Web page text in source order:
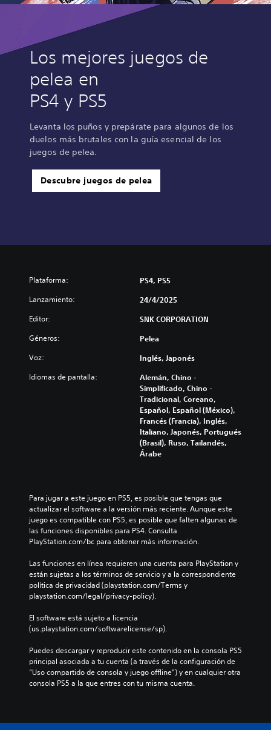
Los mejores juegos de
pelea en
PS4 y PS5
Levanta los puños y prepárate para algunos de los
duelos más brutales con la guía esencial de los
juegos de pelea.
Descubre juegos de pelea
Plataforma: PS4, PS5
Lanzamiento: 24/4/2025
Editor: SNK CORPORATION
Géneros: Pelea
Voz: Inglés, Japonés
Idiomas de pantalla:
Alemán, Chino -
Simplificado, Chino -
Tradicional, Coreano,
Español, Español (México),
Francés (Francia), Inglés,
Italiano, Japonés, Portugués
(Brasil), Ruso, Tailandés,
Árabe
Para jugar a este juego en PS5, es posible que tengas que
actualizar el software a la versión más reciente. Aunque este
juego es compatible con PS5, es posible que falten algunas de
las funciones disponibles para PS4. Consulta
PlayStation.com/bc para obtener más información.
Las funciones en línea requieren una cuenta para PlayStation y
están sujetas a los términos de servicio y a la correspondiente
política de privacidad (playstation.com/Terms y
playstation.com/legal/privacy-policy).
El software está sujeto a licencia
(us.playstation.com/softwarelicense/sp).
Puedes descargar y reproducir este contenido en la consola PS5
principal asociada a tu cuenta (a través de la configuración de
“Uso compartido de consola y juego offline”) y en cualquier otra
consola PS5 a la que entres con tu misma cuenta.